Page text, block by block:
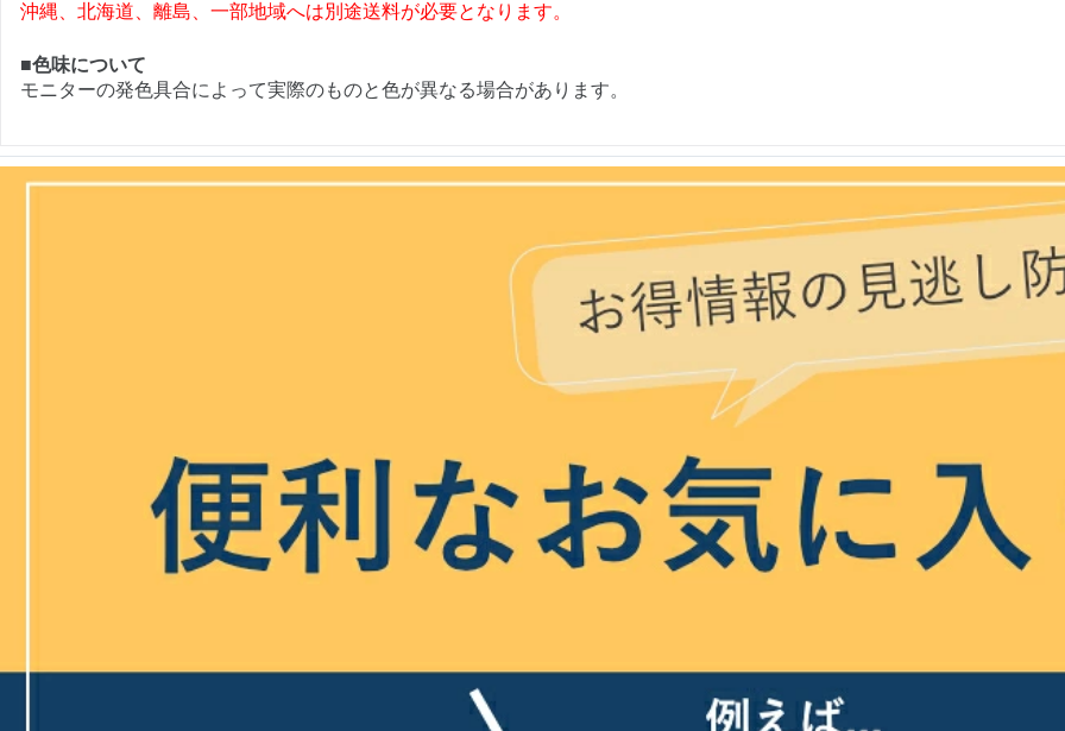
沖縄、北海道、離島、一部地域へは別途送料が必要となります。
■色味について
モニターの発色具合によって実際のものと色が異なる場合があります。